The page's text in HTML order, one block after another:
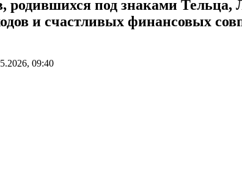
родившихся под знаками Тельца,
и счастливых финансовых
09:40